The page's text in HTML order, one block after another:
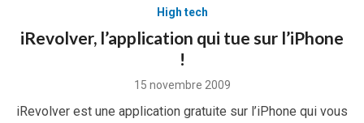
High tech
iRevolver, l’application qui tue sur l’iPhone
!
Posted
15 novembre 2009
iRevolver est une application gratuite sur l’iPhone qui vous